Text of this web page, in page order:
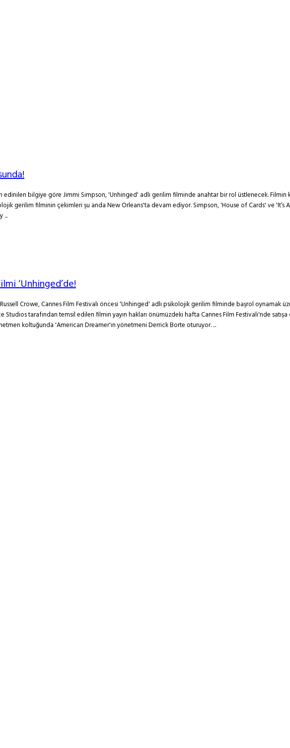
bilgiye göre Jimmi Simpson, 'Unhinged' adlı gerilim filminde anahtar bir rol üstlenecek.
gerilim filminin çekimleri şu anda New Orleans'ta devam ediyor. Simpson, 'House of Cards' ve 'It’s
...
‘Unhinged’de!
Crowe, Cannes Film Festivali öncesi 'Unhinged' adlı psikolojik gerilim filminde başrol oynamak
tarafından temsil edilen filmin yayın hakları önümüzdeki hafta Cannes Film Festivali'nde satışa
koltuğunda 'American Dreamer'ın yönetmeni Derrick Borte oturuyor. ...